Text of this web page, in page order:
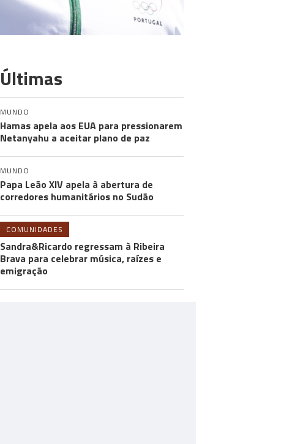
Últimas
MUNDO
Hamas apela aos EUA para pressionarem
Netanyahu a aceitar plano de paz
MUNDO
Papa Leão XIV apela à abertura de
corredores humanitários no Sudão
COMUNIDADES
Sandra&Ricardo regressam à Ribeira
Brava para celebrar música, raízes e
emigração